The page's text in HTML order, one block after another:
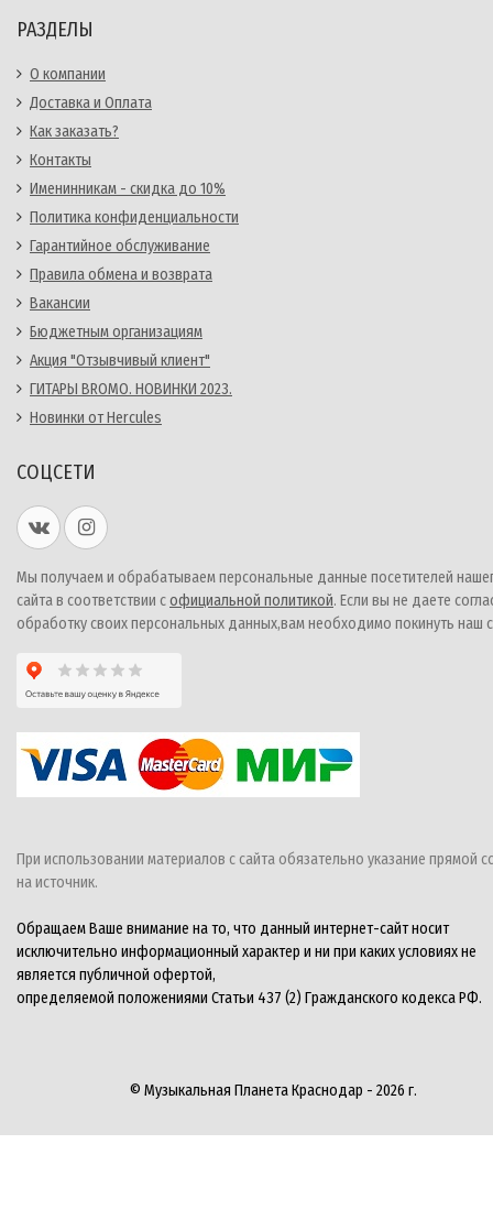
РАЗДЕЛЫ
О компании
Доставка и Оплата
Как заказать?
Контакты
Именинникам - скидка до 10%
Политика конфиденциальности
Гарантийное обслуживание
Правила обмена и возврата
Вакансии
Бюджетным организациям
Акция "Отзывчивый клиент"
ГИТАРЫ BROMO. НОВИНКИ 2023.
Новинки от Hercules
СОЦСЕТИ
Мы получаем и обрабатываем персональные данные посетителей
сайта в соответствии софициальной политикой. Если вы не даете
обработку своих персональных данных,вам необходимо покинуть наш
При использовании материалов с сайта обязательно указание прямой
на источник.
Обращаем Ваше внимание на то, что данный интернет-сайт носит
исключительно информационный характер и ни при каких условиях не
является публичной офертой,
определяемой положениями Статьи 437 (2) Гражданского кодекса РФ.
© Музыкальная Планета Краснодар - 2026 г.